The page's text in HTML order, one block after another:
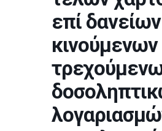
επί δανείων